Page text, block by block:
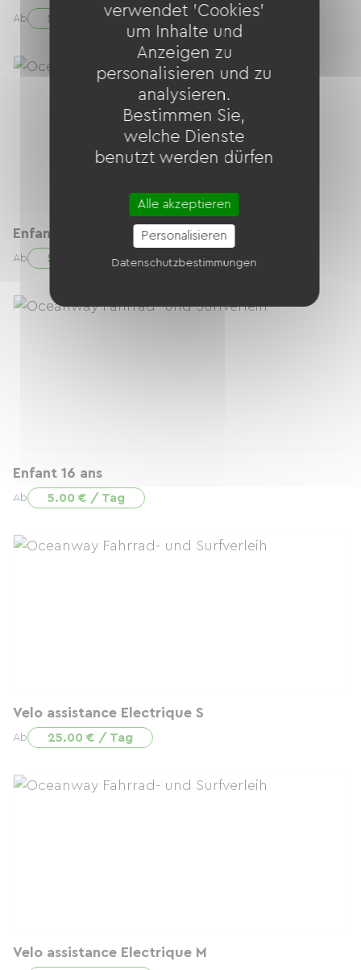
Ab 5.00 € / Tag
Enfant 14 ans
Ab 5.00 € / Tag
Enfant 16 ans
Ab 5.00 € / Tag
Velo assistance Electrique S
Ab 25.00 € / Tag
Velo assistance Electrique M
verwendet 'Cookies'
um Inhalte und
Anzeigen zu
personalisieren und zu
analysieren.
Bestimmen Sie,
welche Dienste
benutzt werden dürfen
Alle akzeptieren
Personalisieren
Datenschutzbestimmungen